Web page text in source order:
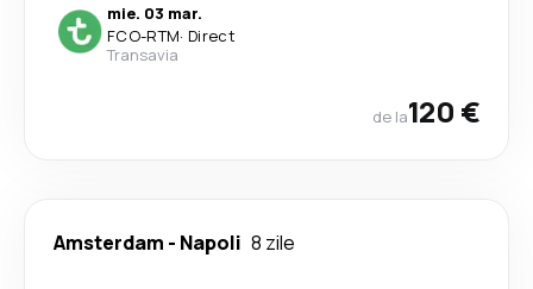
mie. 03 mar.
FCO-RTM· Direct
Transavia
de la120 €
Amsterdam - Napoli 8 zile